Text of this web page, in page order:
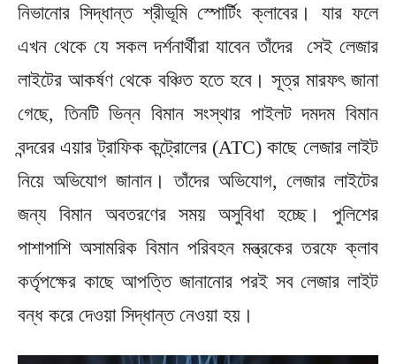
নিভানোর সিদ্ধান্ত শ্রীভূমি স্পোর্টিং ক্লাবের। যার ফলে
এখন থেকে যে সকল দর্শনার্থীরা যাবেন তাঁদের সেই লেজার
লাইটের আকর্ষণ থেকে বঞ্চিত হতে হবে। সূত্র মারফৎ জানা
গেছে, তিনটি ভিন্ন বিমান সংস্থার পাইলট দমদম বিমান
বন্দরের এয়ার ট্রাফিক কন্ট্রোলের (ATC) কাছে লেজার লাইট
নিয়ে অভিযোগ জানান। তাঁদের অভিযোগ, লেজার লাইটের
জন্য বিমান অবতরণের সময় অসুবিধা হচ্ছে। পুলিশের
পাশাপাশি অসামরিক বিমান পরিবহন মন্ত্রকের তরফে ক্লাব
কর্তৃপক্ষের কাছে আপত্তি জানানোর পরই সব লেজার লাইট
বন্ধ করে দেওয়া সিদ্ধান্ত নেওয়া হয়।